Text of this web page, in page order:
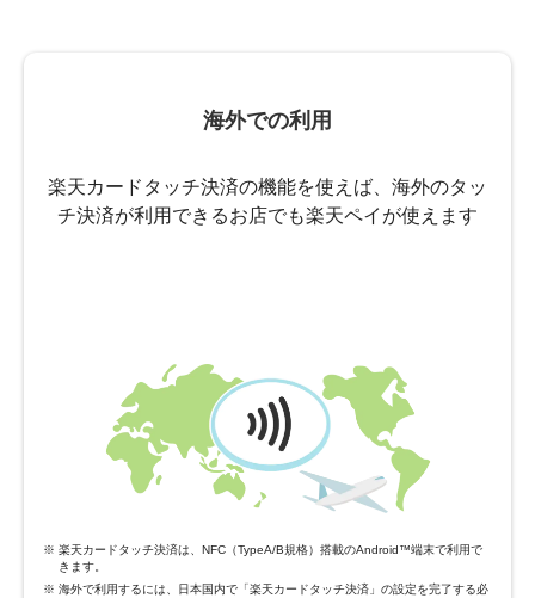
海外での利用
楽天カードタッチ決済の機能を使えば、海外のタッ
チ決済が利用できるお店でも楽天ペイが使えます
楽天カードタッチ決済は、NFC（TypeA/B規格）搭載のAndroid™端末で利用で
きます。
海外で利用するには、日本国内で「楽天カードタッチ決済」の設定を完了する必